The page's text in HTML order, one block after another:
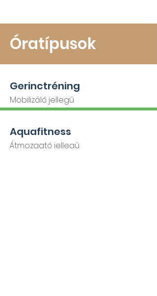
Óratípusok
Gerinctréning
Mobilizáló jellegű
Aquafitness
Átmozgató jellegű